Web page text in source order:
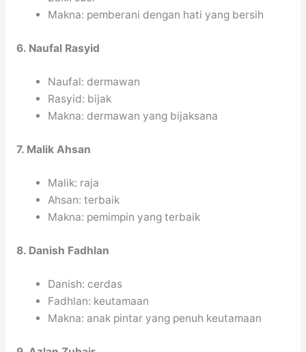
Makna: pemberani dengan hati yang bersih
6. Naufal Rasyid
Naufal: dermawan
Rasyid: bijak
Makna: dermawan yang bijaksana
7. Malik Ahsan
Malik: raja
Ahsan: terbaik
Makna: pemimpin yang terbaik
8. Danish Fadhlan
Danish: cerdas
Fadhlan: keutamaan
Makna: anak pintar yang penuh keutamaan